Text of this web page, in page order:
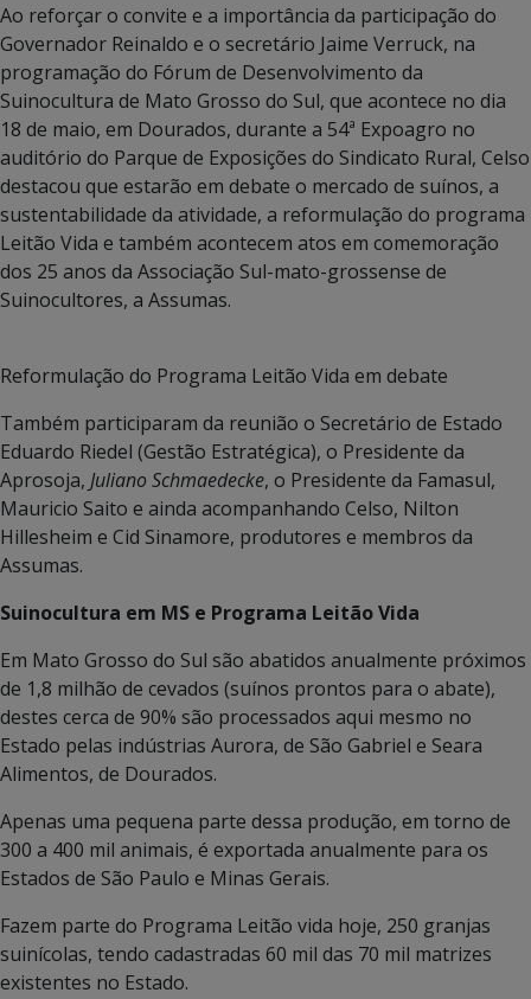
Ao reforçar o convite e a importância da participação do
Governador Reinaldo e o secretário Jaime Verruck, na
programação do Fórum de Desenvolvimento da
Suinocultura de Mato Grosso do Sul, que acontece no dia
18 de maio, em Dourados, durante a 54ª Expoagro no
auditório do Parque de Exposições do Sindicato Rural, Celso
destacou que estarão em debate o mercado de suínos, a
sustentabilidade da atividade, a reformulação do programa
Leitão Vida e também acontecem atos em comemoração
dos 25 anos da Associação Sul-mato-grossense de
Suinocultores, a Assumas.
Reformulação do Programa Leitão Vida em debate
Também participaram da reunião o Secretário de Estado
Eduardo Riedel (Gestão Estratégica), o Presidente da
Aprosoja, Juliano Schmaedecke, o Presidente da Famasul,
Mauricio Saito e ainda acompanhando Celso, Nilton
Hillesheim e Cid Sinamore, produtores e membros da
Assumas.
Suinocultura em MS e Programa Leitão Vida
Em Mato Grosso do Sul são abatidos anualmente próximos
de 1,8 milhão de cevados (suínos prontos para o abate),
destes cerca de 90% são processados aqui mesmo no
Estado pelas indústrias Aurora, de São Gabriel e Seara
Alimentos, de Dourados.
Apenas uma pequena parte dessa produção, em torno de
300 a 400 mil animais, é exportada anualmente para os
Estados de São Paulo e Minas Gerais.
Fazem parte do Programa Leitão vida hoje, 250 granjas
suinícolas, tendo cadastradas 60 mil das 70 mil matrizes
existentes no Estado.